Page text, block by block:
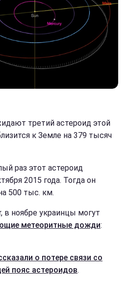
третий астероид этой
к Земле на 379 тысяч
раз этот астероид
2015 года. Тогда он
500 тыс. км.
в ноябре украинцы могут
метеоритные дожди:
о потере связи со
пояс астероидов.